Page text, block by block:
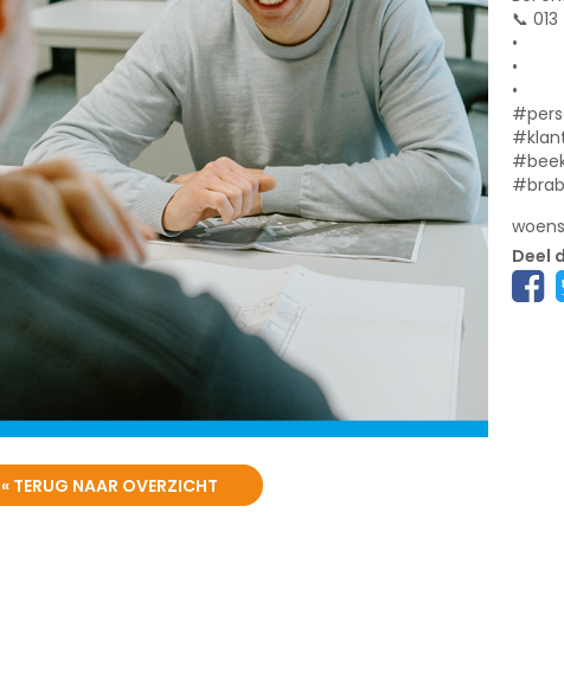
📞
•
•
•
Deel
« TERUG NAAR OVERZICHT